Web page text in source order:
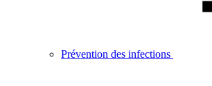
Prévention des infections